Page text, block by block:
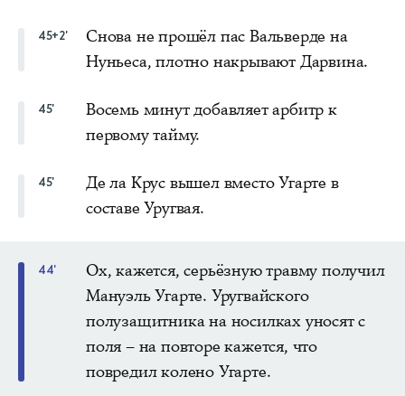
45+2'
Снова не прошёл пас Вальверде на
Нуньеса, плотно накрывают Дарвина.
45'
Восемь минут добавляет арбитр к
первому тайму.
45'
Де ла Крус вышел вместо Угарте в
составе Уругвая.
44'
Ох, кажется, серьёзную травму получил
Мануэль Угарте. Уругвайского
полузащитника на носилках уносят с
поля – на повторе кажется, что
повредил колено Угарте.